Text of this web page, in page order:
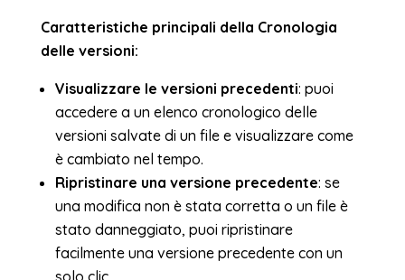
Caratteristiche principali della Cronologia
delle versioni:
Visualizzare le versioni precedenti: puoi
accedere a un elenco cronologico delle
versioni salvate di un file e visualizzare come
è cambiato nel tempo.
Ripristinare una versione precedente: se
una modifica non è stata corretta o un file è
stato danneggiato, puoi ripristinare
facilmente una versione precedente con un